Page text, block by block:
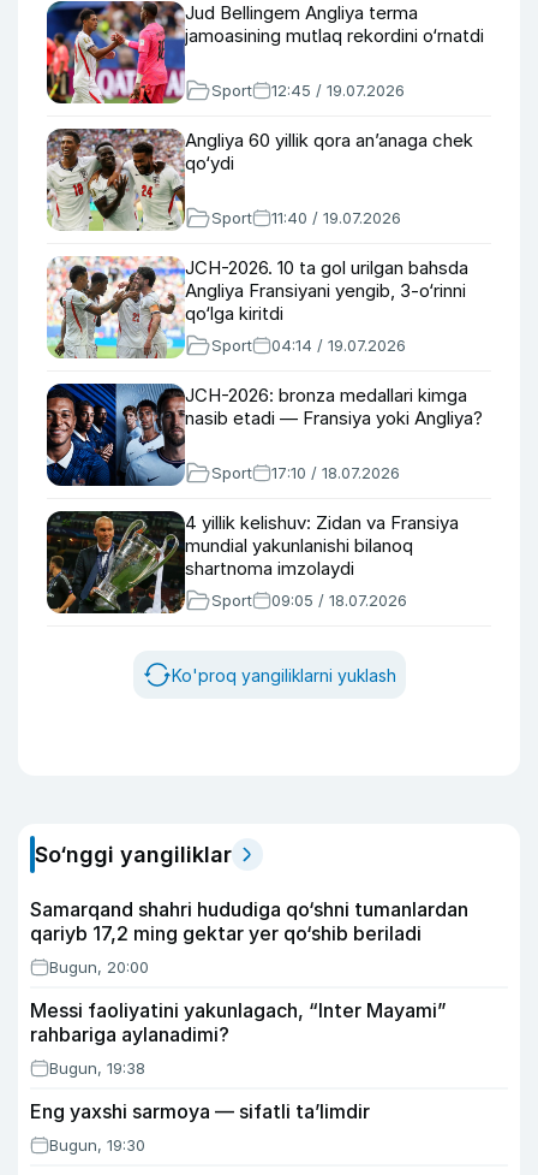
Jud Bellingem Angliya terma
jamoasining mutlaq rekordini o‘rnatdi
Sport 12:45 / 19.07.2026
Angliya 60 yillik qora an’anaga chek
qo‘ydi
Sport 11:40 / 19.07.2026
JCH-2026. 10 ta gol urilgan bahsda
Angliya Fransiyani yengib, 3-o‘rinni
qo‘lga kiritdi
Sport 04:14 / 19.07.2026
JCH-2026: bronza medallari kimga
nasib etadi — Fransiya yoki Angliya?
Sport 17:10 / 18.07.2026
4 yillik kelishuv: Zidan va Fransiya
mundial yakunlanishi bilanoq
shartnoma imzolaydi
Sport 09:05 / 18.07.2026
Ko'proq yangiliklarni yuklash
So‘nggi yangiliklar
Samarqand shahri hududiga qo‘shni tumanlardan
qariyb 17,2 ming gektar yer qo‘shib beriladi
Bugun, 20:00
Messi faoliyatini yakunlagach, “Inter Mayami”
rahbariga aylanadimi?
Bugun, 19:38
Eng yaxshi sarmoya — sifatli ta’limdir
Bugun, 19:30